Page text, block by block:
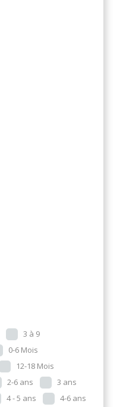
3 à 9
0-6 Mois
12-18 Mois
2-6 ans
3 ans
4 - 5 ans
4-6 ans